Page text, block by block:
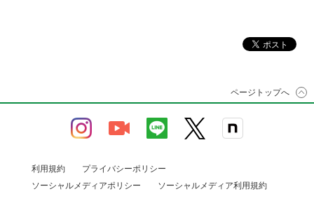
ページトップへ
利用規約
プライバシーポリシー
ソーシャルメディアポリシー
ソーシャルメディア利用規約